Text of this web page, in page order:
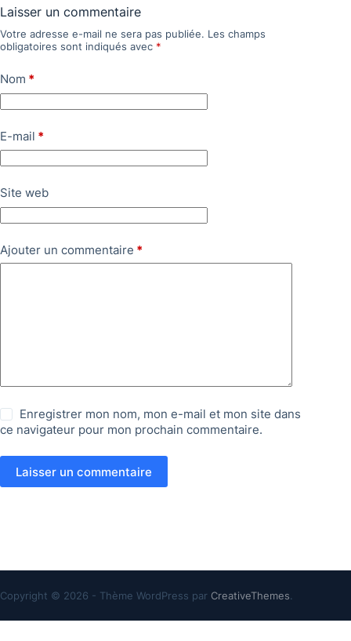
Laisser un commentaire
Votre adresse e-mail ne sera pas publiée. Les champs
obligatoires sont indiqués avec *
Nom *
E-mail *
Site web
Ajouter un commentaire *
Enregistrer mon nom, mon e-mail et mon site dans
ce navigateur pour mon prochain commentaire.
Laisser un commentaire
Copyright © 2026 - Thème WordPress par CreativeThemes